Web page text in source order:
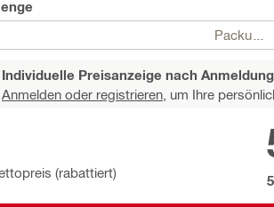
Individuelle Preisanzeige nach Anmeldung
Anmelden oder registrieren, um Ihre
(rabattiert)